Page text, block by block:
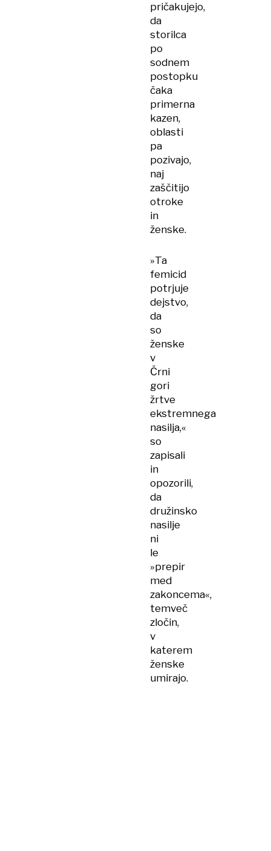
pričakujejo,
da
storilca
po
sodnem
postopku
čaka
primerna
kazen,
oblasti
pa
pozivajo,
naj
zaščitijo
otroke
in
ženske.
»Ta
femicid
potrjuje
dejstvo,
da
so
ženske
v
Črni
gori
žrtve
ekstremnega
nasilja,«
so
zapisali
in
opozorili,
da
družinsko
nasilje
ni
le
»prepir
med
zakoncema«,
temveč
zločin,
v
katerem
ženske
umirajo.